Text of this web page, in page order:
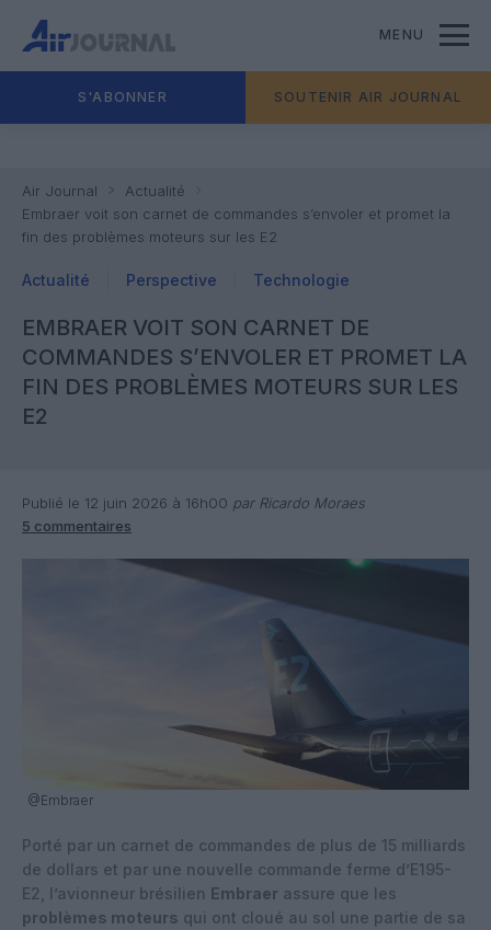
MENU
S'ABONNER SOUTENIR AIR JOURNAL
Air Journal
Actualité
Embraer voit son carnet de commandes s’envoler et promet la
fin des problèmes moteurs sur les E2
Actualité Perspective Technologie
EMBRAER VOIT SON CARNET DE
COMMANDES S’ENVOLER ET PROMET LA
FIN DES PROBLÈMES MOTEURS SUR LES
E2
Publié le 12 juin 2026 à 16h00 par Ricardo Moraes
5 commentaires
@Embraer
Porté par un carnet de commandes de plus de 15 milliards
de dollars et par une nouvelle commande ferme d’E195-
E2, l’avionneur brésilien Embraer assure que les
problèmes moteurs qui ont cloué au sol une partie de sa